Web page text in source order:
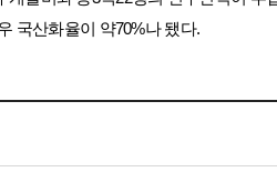
국산화율이 약70%나 됐다.